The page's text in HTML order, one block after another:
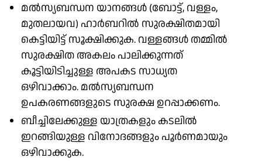
മൽസ്യബന്ധന യാനങ്ങൾ (ബോട്ട്, വള്ളം,
മുതലായവ) ഹാർബറിൽ സുരക്ഷിതമായി
കെട്ടിയിട്ട് സൂക്ഷിക്കുക. വള്ളങ്ങൾ തമ്മിൽ
സുരക്ഷിത അകലം പാലിക്കുന്നത്
കൂട്ടിയിടിച്ചുള്ള അപകട സാധ്യത
ഒഴിവാക്കാം. മൽസ്യബന്ധന
ഉപകരണങ്ങളുടെ സുരക്ഷ ഉറപ്പാക്കണം.
ബീച്ചിലേക്കുള്ള യാത്രകളും കടലിൽ
ഇറങ്ങിയുള്ള വിനോദങ്ങളും പൂർണമായും
ഒഴിവാക്കുക.